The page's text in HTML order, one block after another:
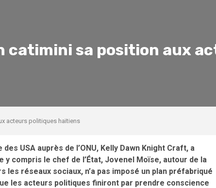
catimini sa position aux
acteurs politiques haïtiens
USA auprès de l’ONU, Kelly Dawn Knight Craft, a
compris le chef de l’État, Jovenel Moïse, autour de la
réseaux sociaux, n’a pas imposé un plan préfabriqué
les acteurs politiques finiront par prendre conscience